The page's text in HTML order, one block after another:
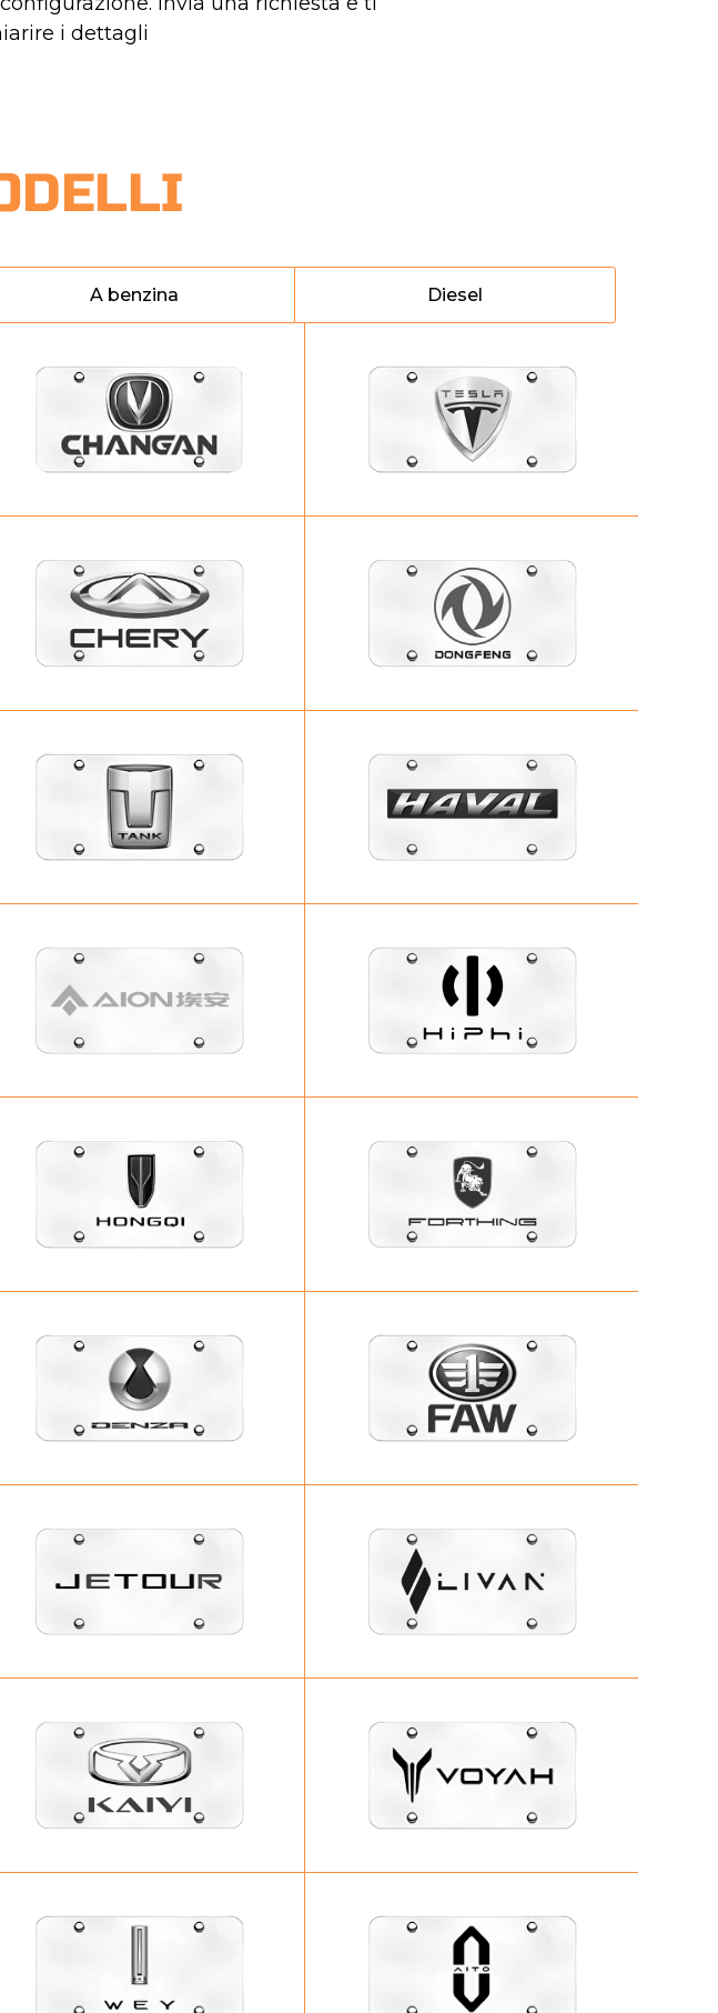
i dettagli
A benzina Diesel